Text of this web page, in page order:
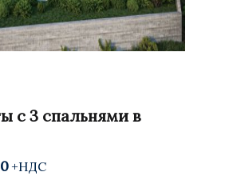
с 3 спальнями в
+НДС